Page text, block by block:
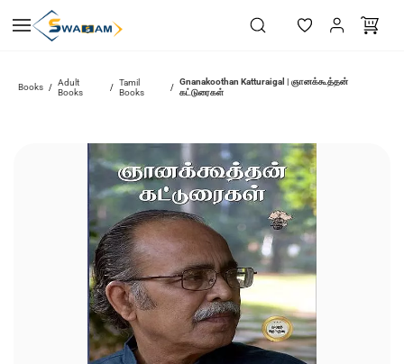
main
Books / Adult
Books
/
Tamil
Books
/
Gnanakoothan Katturaigal | ஞானக்கூத்தன்
கட்டுரைகள்